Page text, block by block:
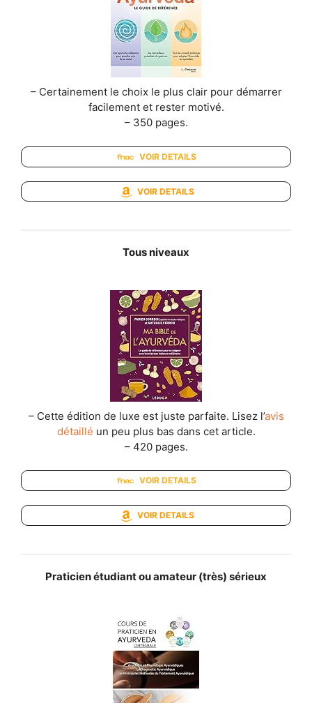
– Certainement le choix le plus clair pour démarrer
facilement et rester motivé.
– 350 pages.
VOIR DETAILS
VOIR DETAILS
Tous niveaux
– Cette édition de luxe est juste parfaite. Lisez l’avis
détaillé un peu plus bas dans cet article.
– 420 pages.
VOIR DETAILS
VOIR DETAILS
Praticien étudiant ou amateur (très) sérieux